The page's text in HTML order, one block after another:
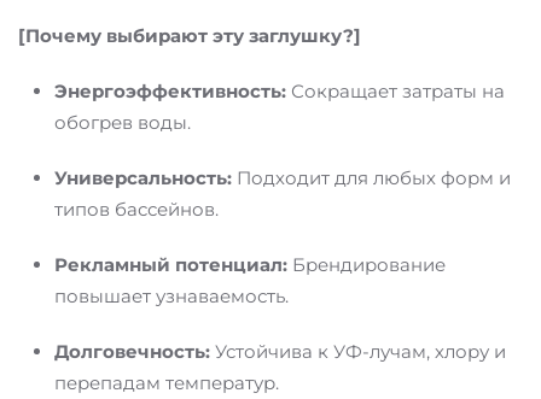
[Почему выбирают эту заглушку?]
Энергоэффективность: Сокращает затраты на
обогрев воды.
Универсальность: Подходит для любых форм и
типов бассейнов.
Рекламный потенциал: Брендирование
повышает узнаваемость.
Долговечность: Устойчива к УФ-лучам, хлору и
перепадам температур.